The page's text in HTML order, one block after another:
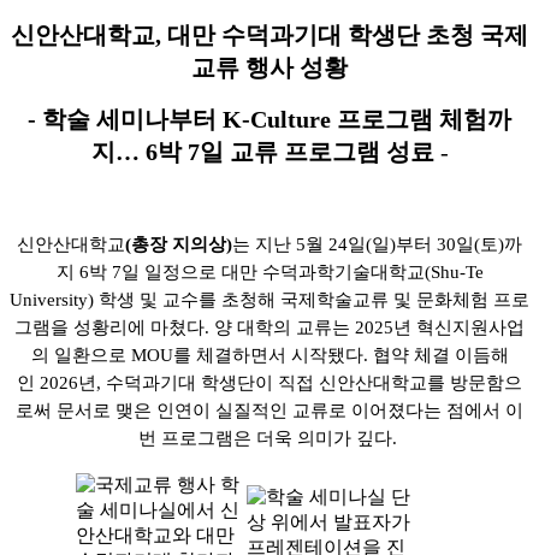
신안산대학교, 대만 수덕과기대 학생단 초청 국제
교류 행사 성황
- 학술 세미나부터 K-Culture 프로그램 체험까
지… 6박 7일 교류 프로그램 성료 -
신안산대학교(총장 지의상)는 지난 5월 24일(일)부터 30일(토)까
지 6박 7일 일정으로 대만 수덕과학기술대학교(Shu-Te
University) 학생 및 교수를 초청해 국제학술교류 및 문화체험 프로
그램을 성황리에 마쳤다. 양 대학의 교류는 2025년 혁신지원사업
의 일환으로 MOU를 체결하면서 시작됐다. 협약 체결 이듬해
인 2026년 , 수덕과기대 학생단이 직접 신안산대학교를 방문함으
로써 문서로 맺은 인연이 실질적인 교류로 이어졌다는 점에서 이
번 프로그램은 더욱 의미가 깊다.